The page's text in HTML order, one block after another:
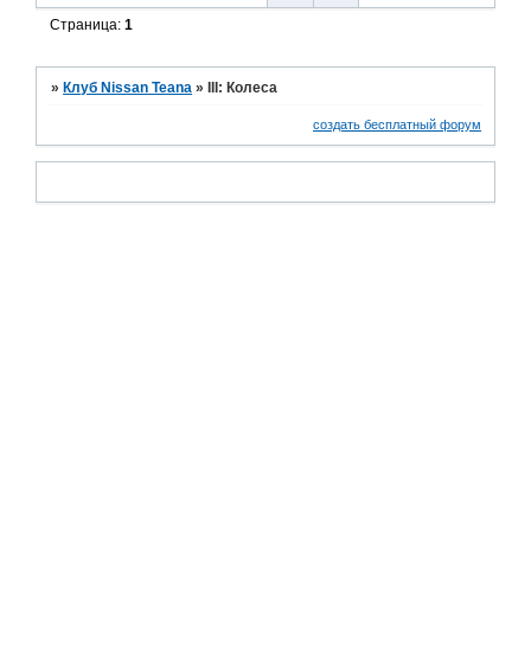
Страница:1
»Клуб Nissan Teana »III: Колеса
создать бесплатный форум